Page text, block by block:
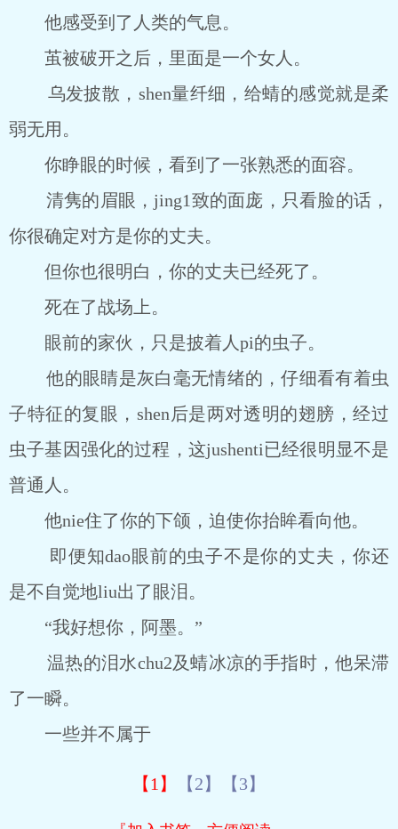
他感受到了人类的气息。
茧被破开之后，里面是一个女人。
乌发披散，shen量纤细，给蜻的感觉就是柔
弱无用。
你睁眼的时候，看到了一张熟悉的面容。
清隽的眉眼，jing1致的面庞，只看脸的话，
你很确定对方是你的丈夫。
但你也很明白，你的丈夫已经死了。
死在了战场上。
眼前的家伙，只是披着人pi的虫子。
他的眼睛是灰白毫无情绪的，仔细看有着虫
子特征的复眼，shen后是两对透明的翅膀，经过
虫子基因强化的过程，这jushenti已经很明显不是
普通人。
他nie住了你的下颌，迫使你抬眸看向他。
即便知dao眼前的虫子不是你的丈夫，你还
是不自觉地liu出了眼泪。
“我好想你，阿墨。”
温热的泪水chu2及蜻冰凉的手指时，他呆滞
了一瞬。
一些并不属于
【1】 【2】 【3】